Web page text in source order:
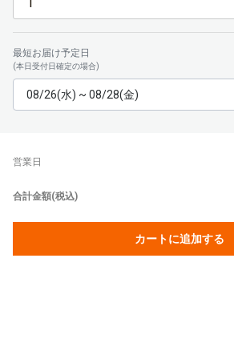
最短お届け予定日
(本日受付日確定の場合)
08/26(水) ~ 08/28(金)
営業日
合計金額(税込)
カートに追加する